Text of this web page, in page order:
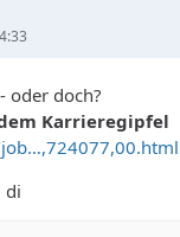
oder doch?
Karrieregipfel
di